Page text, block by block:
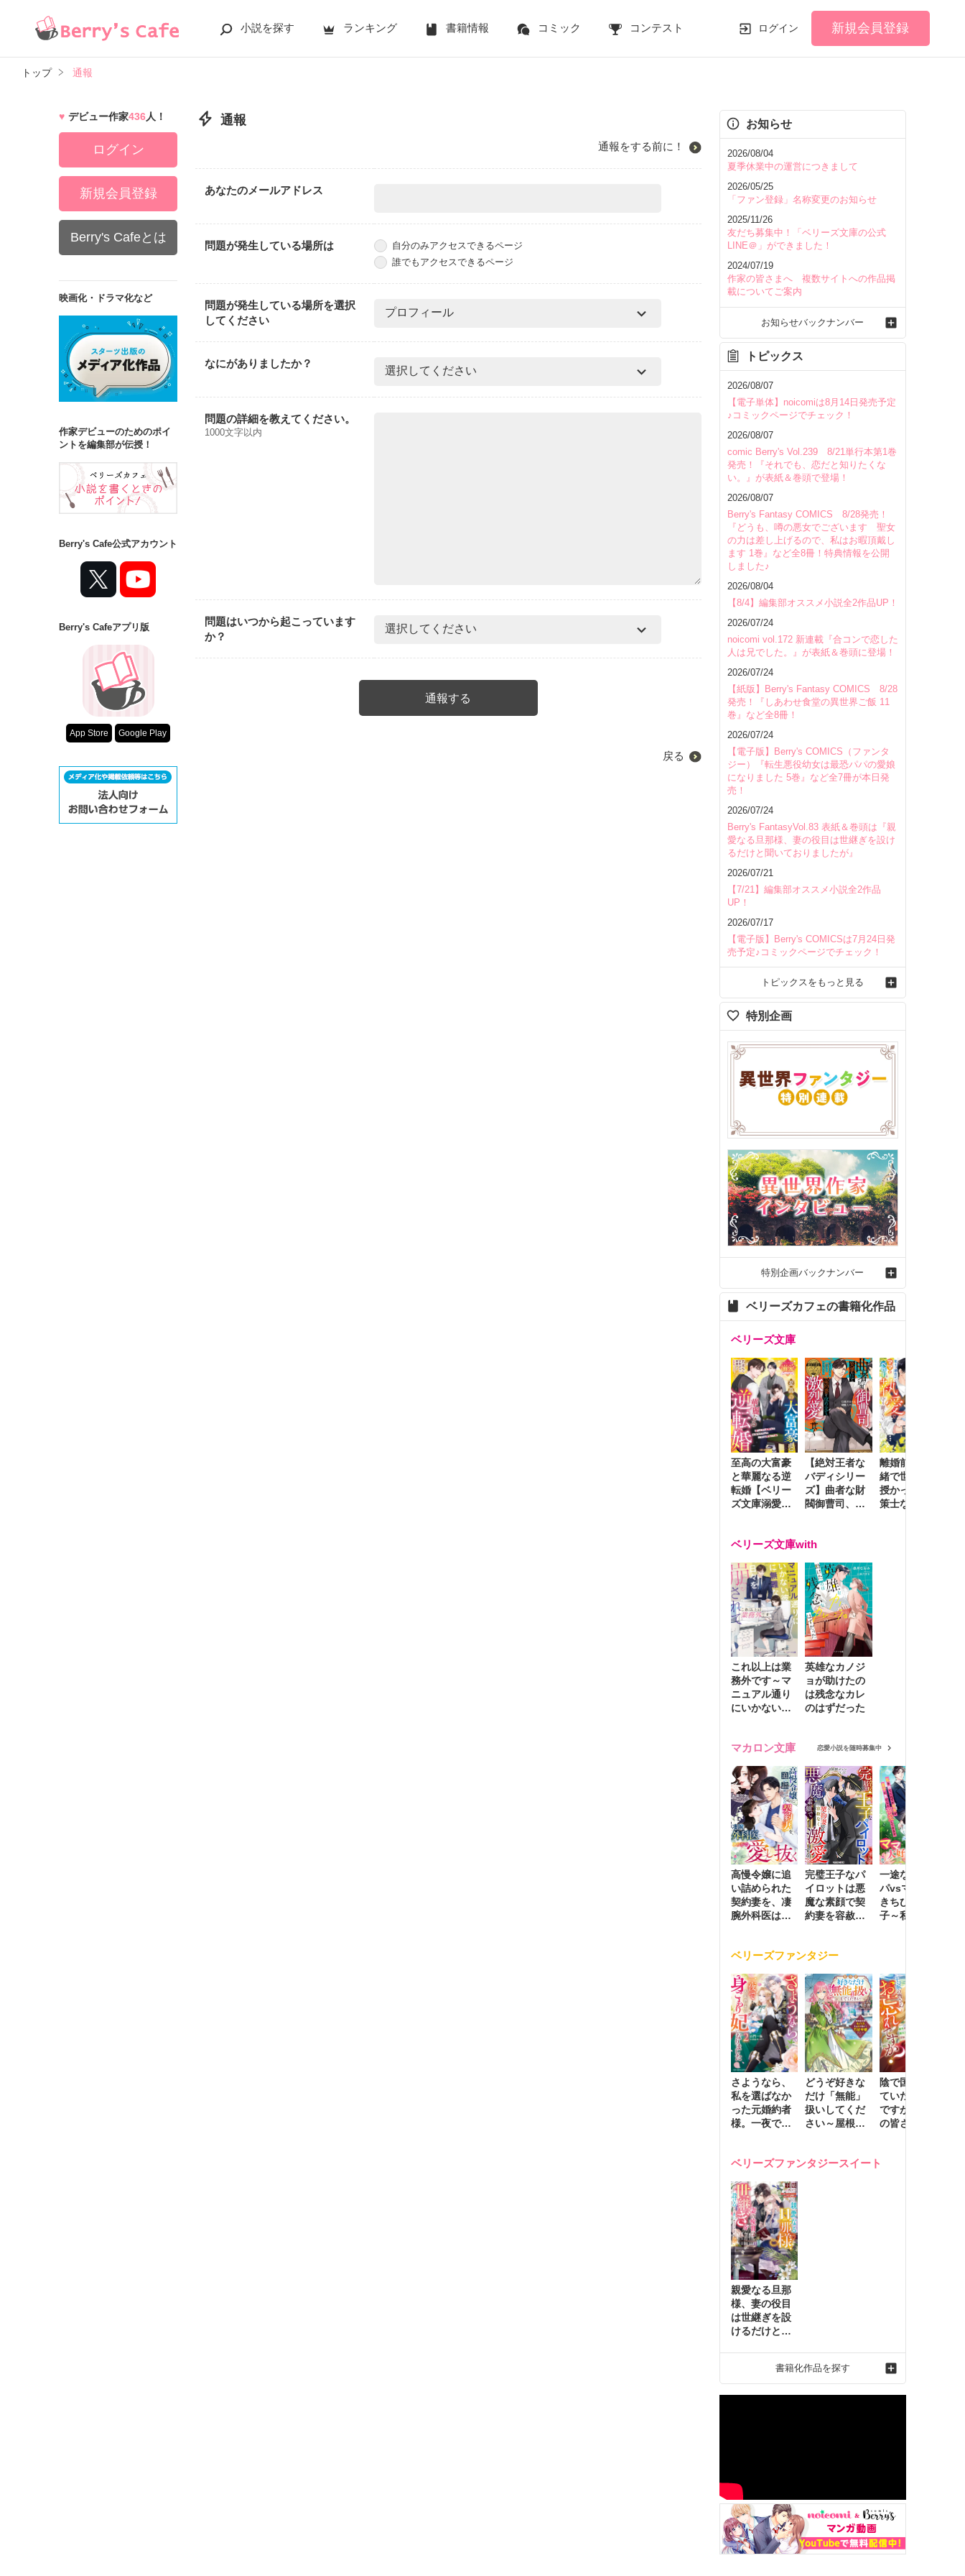
小説を探す ランキング 書籍情報 コミック コンテスト ログイン 新規会員登録
トップ 通報
通報
通報をする前に！
あなたのメールアドレス
問題が発生している場所は
自分のみアクセスできるページ
誰でもアクセスできるページ
問題が発生している場所を選択
してください
なにがありましたか？
問題の詳細を教えてください。
1000文字以内
問題はいつから起こっています
か？
戻る
デビュー作家436人！
ログイン
新規会員登録
Berry's Cafeとは
映画化・ドラマ化など
作家デビューのためのポイ
ントを編集部が伝授！
Berry's Cafe公式アカウント
Berry's Cafeアプリ版
App Store Google Play
お知らせ
2026/08/04
夏季休業中の運営につきまして
2026/05/25
「ファン登録」名称変更のお知らせ
2025/11/26
友だち募集中！「ベリーズ文庫の公式
LINE＠」ができました！
2024/07/19
作家の皆さまへ 複数サイトへの作品掲
載についてご案内
お知らせバックナンバー
トピックス
2026/08/07
【電子単体】noicomiは8月14日発売予定
♪コミックページでチェック！
2026/08/07
comic Berry's Vol.239 8/21単行本第1巻
発売！『それでも、恋だと知りたくな
い。』が表紙＆巻頭で登場！
2026/08/07
Berry's Fantasy COMICS 8/28発売！
『どうも、噂の悪女でございます 聖女
の力は差し上げるので、私はお暇頂戴し
ます 1巻』など全8冊！特典情報を公開
しました♪
2026/08/04
【8/4】編集部オススメ小説全2作品UP！
2026/07/24
noicomi vol.172 新連載『合コンで恋した
人は兄でした。』が表紙＆巻頭に登場！
2026/07/24
【紙版】Berry's Fantasy COMICS 8/28
発売！『しあわせ食堂の異世界ご飯 11
巻』など全8冊！
2026/07/24
【電子版】Berry's COMICS（ファンタ
ジー）『転生悪役幼女は最恐パパの愛娘
になりました 5巻』など全7冊が本日発
売！
2026/07/24
Berry's FantasyVol.83 表紙＆巻頭は『親
愛なる旦那様、妻の役目は世継ぎを設け
るだけと聞いておりましたが』
2026/07/21
【7/21】編集部オススメ小説全2作品
UP！
2026/07/17
【電子版】Berry's COMICSは7月24日発
売予定♪コミックページでチェック！
トピックスをもっと見る
特別企画
特別企画バックナンバー
ベリーズカフェの書籍化作品
ベリーズ文庫
至高の大富豪
と華麗なる逆
転婚【ベリー
ズ文庫溺愛ア
【絶対王者な
バディシリー
ズ】曲者な財
閥御曹司、笑
激烈愛で貫く
離婚前夜に内
緒で世継ぎを
授かったら～
策士な御曹司
ベリーズ文庫with
これ以上は業
務外です～マ
ニュアル通り
にいかない彼
英雄なカノジ
ョが助けたの
は残念なカレ
のはずだった
マカロン文庫 恋愛小説を随時募集中
高慢令嬢に追
い詰められた
契約妻を、凄
腕外科医はこ
完璧王子なパ
イロットは悪
魔な素顔で契
約妻を容赦な
一途な社長パ
パvsママ大好
きちびっこ息
子～私を捨て
ベリーズファンタジー
さようなら、
私を選ばなか
った元婚約者
様。一夜で大
ました２
どうぞ好きな
だけ「無能」
扱いしてくだ
さい～屋根裏
動かす万能令
陰で国を支え
ていたのは私
ですが、王家
の皆さんお忘
れ才女の辺境
ベリーズファンタジースイート
親愛なる旦那
様、妻の役目
は世継ぎを設
けるだけと聞
れ才女の幸せ
な結婚～2
書籍化作品を探す